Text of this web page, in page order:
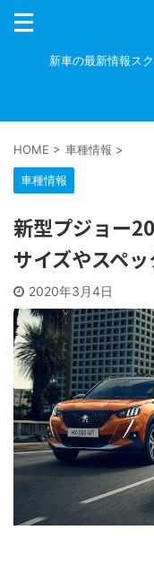
新車の最新情報ス
HOME > 車種情報 >
車種情報
新型プジョー
サイズやスペ
2020年3月4日